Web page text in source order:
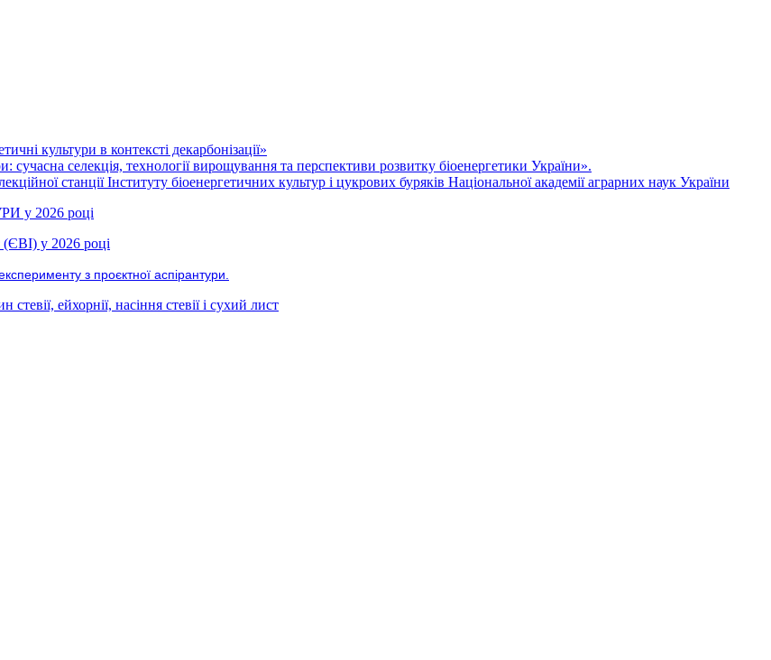
культури в контексті декарбонізації»
сучасна селекція, технології вирощування та перспективи розвитку біоенергетики України».
станції Інституту біоенергетичних культур і цукрових буряків Національної академії аграрних наук України
у 2026 році
у 2026 році
з проєктної аспірантури.
ейхорнії, насіння стевії і сухий лист